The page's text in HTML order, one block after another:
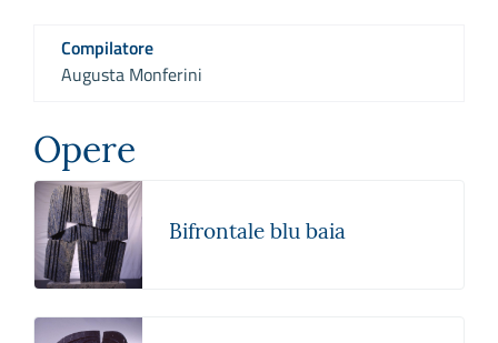
Compilatore
Augusta Monferini
Opere
Bifrontale blu baia